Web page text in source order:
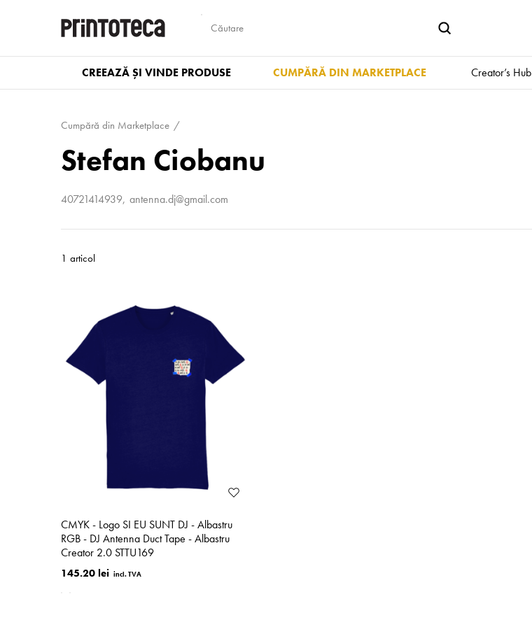
CREEAZĂ ȘI VINDE PRODUSE CUMPĂRĂ DIN MARKETPLACE Creator’s Hub
Cumpără din Marketplace
Stefan Ciobanu
40721414939 antenna.dj@gmail.com
1 articol
CMYK - Logo SI EU SUNT DJ - Albastru
RGB - DJ Antenna Duct Tape - Albastru
Creator 2.0 STTU169
145.20 lei